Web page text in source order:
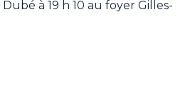
à 19 h 10 au foyer Gilles-